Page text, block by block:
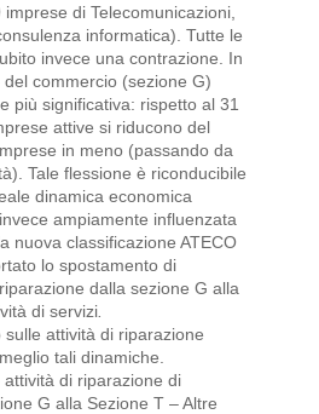
di Telecomunicazioni,
informatica). Tutte le
invece una contrazione. In
commercio (sezione G)
più significativa: rispetto al 31
attive si riducono del
in meno (passando da
Tale flessione è riconducibile
dinamica economica
ampiamente influenzata
nuova classificazione ATECO
lo spostamento di
dalla sezione G alla
di servizi.
attività di riparazione
tali dinamiche.
di riparazione di
G alla Sezione T – Altre